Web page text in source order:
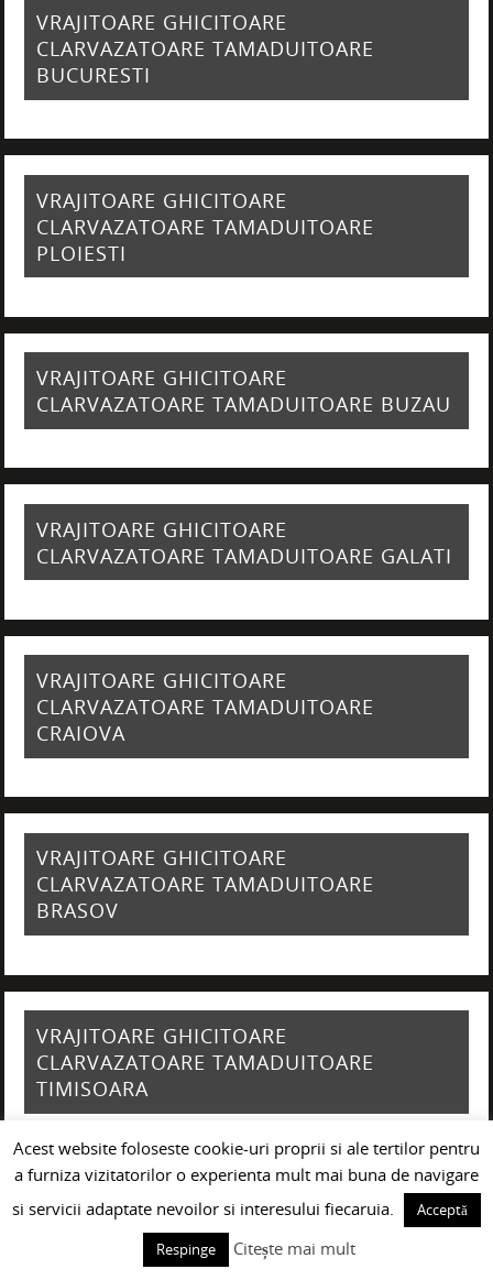
VRAJITOARE GHICITOARE
CLARVAZATOARE TAMADUITOARE
BUCURESTI
VRAJITOARE GHICITOARE
CLARVAZATOARE TAMADUITOARE
PLOIESTI
VRAJITOARE GHICITOARE
CLARVAZATOARE TAMADUITOARE BUZAU
VRAJITOARE GHICITOARE
CLARVAZATOARE TAMADUITOARE GALATI
VRAJITOARE GHICITOARE
CLARVAZATOARE TAMADUITOARE
CRAIOVA
VRAJITOARE GHICITOARE
CLARVAZATOARE TAMADUITOARE
BRASOV
VRAJITOARE GHICITOARE
CLARVAZATOARE TAMADUITOARE
TIMISOARA
VRAJITOARE GHICITOARE
CLARVAZATOARE TAMADUITOARE IASI
Acest website foloseste cookie-uri proprii si ale tertilor pentru
a furniza vizitatorilor o experienta mult mai buna de navigare
si servicii adaptate nevoilor si interesului fiecaruia.
Acceptă
Respinge
Citește mai mult